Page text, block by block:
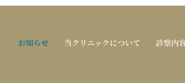
お知らせ 当クリニックについて 診察内